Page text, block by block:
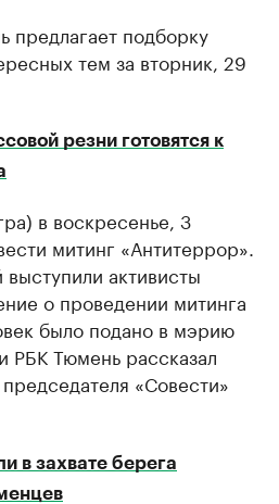
предлагает подборку
тем за вторник, 29
резни готовятся к
в воскресенье, 3
митинг «Антитеррор».
активисты
о проведении митинга
было подано в мэрию
РБК Тюмень рассказал
«Совести»
в захвате берега